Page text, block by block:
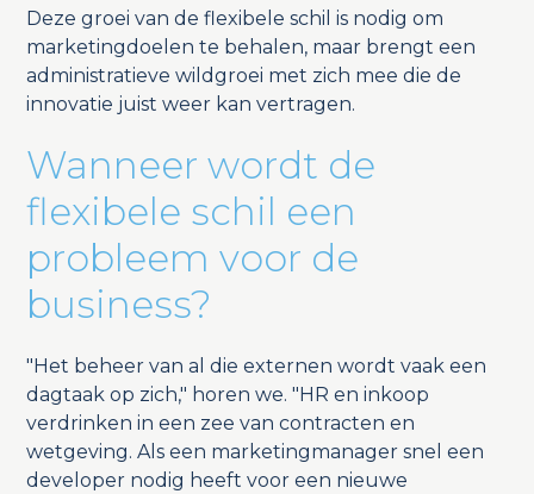
Deze groei van de flexibele schil is nodig om
marketingdoelen te behalen, maar brengt een
administratieve wildgroei met zich mee die de
innovatie juist weer kan vertragen.
Wanneer wordt de
flexibele schil een
probleem voor de
business?
"Het beheer van al die externen wordt vaak een
dagtaak op zich," horen we. "HR en inkoop
verdrinken in een zee van contracten en
wetgeving. Als een marketingmanager snel een
developer nodig heeft voor een nieuwe